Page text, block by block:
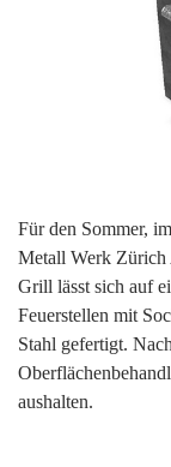
Für den Sommer,
Metall Werk
Grill lässt sich auf
Feuerstellen mit
Stahl gefertigt.
aushalten.